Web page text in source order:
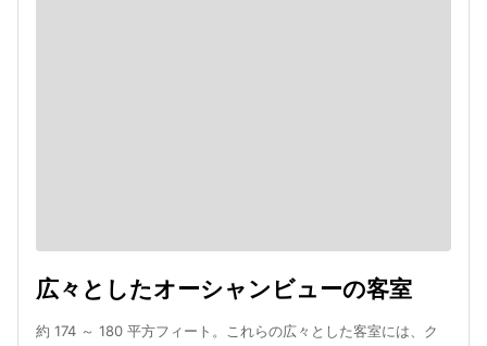
広々としたオーシャンビューの客室
約 174 ～ 180 平方フィート。これらの広々とした客室には、ク